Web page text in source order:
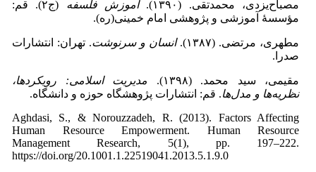
مصباح‌یزدی، محمدتقی. (۱۳۹۰). آموزش فلسفه
(ج۲). قم:
مؤسسۀ آموزشی و پژوهشی امام خمینی(ره).
مطهری، مرتضی. (۱۳۸۷). انسان و سرنوشت. تهران: انتشارات
صدرا.
مقیمی، سید محمد. (۱۳۹۸).
مدیریت اسلامی: رویکردها،
نظریه‌ها و مدل‌ها. قم: انتشارات پژوهشگاه حوزه و دانشگاه.
Aghdasi, S., & Norouzzadeh, R. (2013). Factors Affecting
Human Resource Empowerment. Human Resource
Management Research, 5(1), pp. 197–222.
https://doi.org/20.1001.1.22519041.2013.5.1.9.0